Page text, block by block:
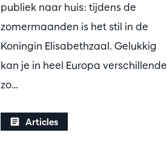
publiek naar huis: tijdens de
zomermaanden is het stil in de
Koningin Elisabethzaal. Gelukkig
kan je in heel Europa verschillende
zo…
Articles